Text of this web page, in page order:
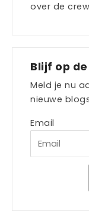
over de
Blijf op
Meld je nu
nieuwe
Email